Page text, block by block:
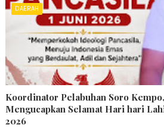
DAERAH
Koordinator Pelabuhan Soro
Mengucapkan Selamat Hari hari
2026